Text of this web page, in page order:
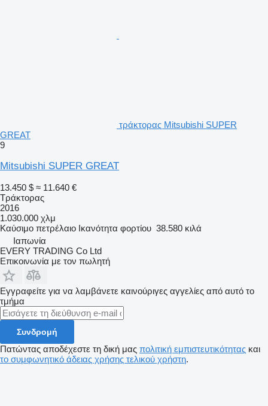
τράκτορας Mitsubishi SUPER
GREAT
9
Mitsubishi SUPER GREAT
13.450 $ ≈ 11.640 €
Τράκτορας
2016
1.030.000 χλμ
Καύσιμο πετρέλαιο Ικανότητα φορτίου 38.580 κιλά
Ιαπωνία
EVERY TRADING Co Ltd
Επικοινωνία με τον πωλητή
Εγγραφείτε για να λαμβάνετε καινούριγες αγγελίες από αυτό το
τμήμα
Συνδρομή
Πατώντας αποδέχεστε τη δική μας πολιτική εμπιστευτικότητας και
το συμφωνητικό άδειας χρήσης τελικού χρήστη.